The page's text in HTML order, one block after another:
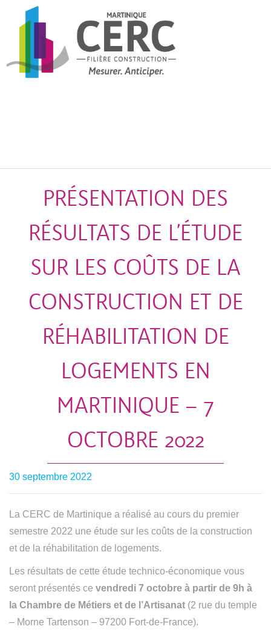
PRÉSENTATION DES
RÉSULTATS DE L’ÉTUDE
SUR LES COÛTS DE LA
CONSTRUCTION ET DE
RÉHABILITATION DE
LOGEMENTS EN
MARTINIQUE – 7
OCTOBRE 2022
30 septembre 2022
La CERC de Martinique a réalisé au cours du premier
semestre 2022 une étude sur les coûts de la construction
et de la réhabilitation de logements.
Les résultats de cette étude technico-économique vous
seront présentés ce vendredi 7 octobre à partir de 9h à
la Chambre de Métiers et de l’Artisanat (2 rue du temple
– Morne Tartenson – 97200 Fort-de-France).